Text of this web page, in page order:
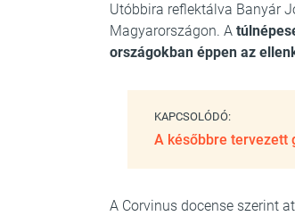
Utóbbira reflektálva Banyár
Magyarországon. A
országokban éppen az
KAPCSOLÓDÓ:
A későbbre tervezett
A Corvinus docense szerint